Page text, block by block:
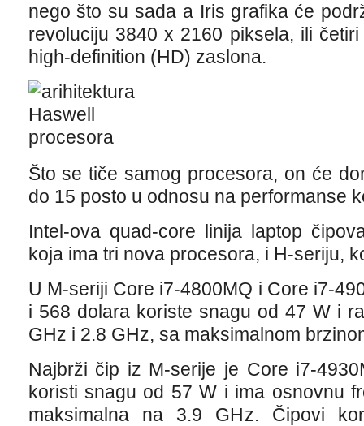
nego što su sada a Iris grafika će
revoluciju 3840 x 2160 piksela, ili
high-definition (HD) zaslona.
Što se tiče samog procesora, on će
do 15 posto u odnosu na performanse
Intel-ova quad-core linija laptop
koja ima tri nova procesora, i H-seriju,
U M-seriji Core i7-4800MQ i Core i7-
i 568 dolara koriste snagu od 47 W i
GHz i 2.8 GHz, sa maksimalnom
Najbrži čip iz M-serije je Core i7-
koristi snagu od 57 W i ima osnovnu
maksimalna na 3.9 GHz. Čipovi